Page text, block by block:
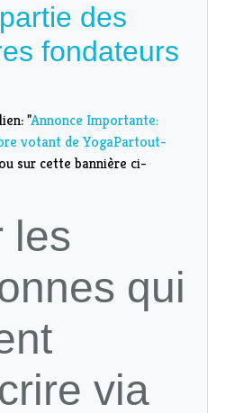
des
fondateurs
"Annonce Importante:
votant de YogaPartout-
sur cette bannière ci-
les
qui
via